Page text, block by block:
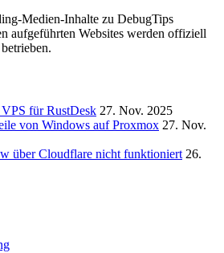
Medien-Inhalte zu DebugTips
aufgeführten Websites werden offiziell
für RustDesk 27. Nov. 2025
von Windows auf Proxmox 27. Nov.
über Cloudflare nicht funktioniert 26.